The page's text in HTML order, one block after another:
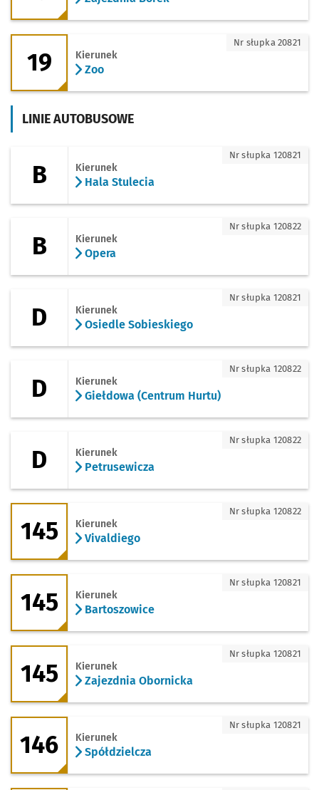
19 - kierunek Zoo
19 Kierunek
Zoo
Nr słupka 20821
LINIE AUTOBUSOWE
B Kierunek
Hala Stulecia
Nr słupka 120821
B Kierunek
Opera
Nr słupka 120822
D - kierunek Osiedle Sobieskiego
D Kierunek
Osiedle Sobieskiego
Nr słupka 120821
D - kierunek Giełdowa (Centrum Hurtu)
D Kierunek
Giełdowa (Centrum Hurtu)
Nr słupka 120822
D Kierunek
Petrusewicza
Nr słupka 120822
145 - kierunek Vivaldiego
145 Kierunek
Vivaldiego
Nr słupka 120822
145 - kierunek Bartoszowice
145 Kierunek
Bartoszowice
Nr słupka 120821
145 - kierunek Zajezdnia Obornicka
145 Kierunek
Zajezdnia Obornicka
Nr słupka 120821
146 - kierunek Spółdzielcza
146 Kierunek
Spółdzielcza
Nr słupka 120821